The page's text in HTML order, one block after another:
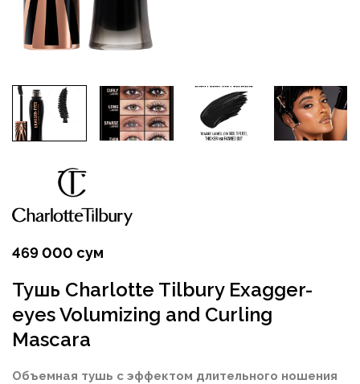
469 000 сум
Тушь Charlotte Tilbury Exagger-
eyes Volumizing and Curling
Mascara
Объемная тушь с эффектом длительного ношения